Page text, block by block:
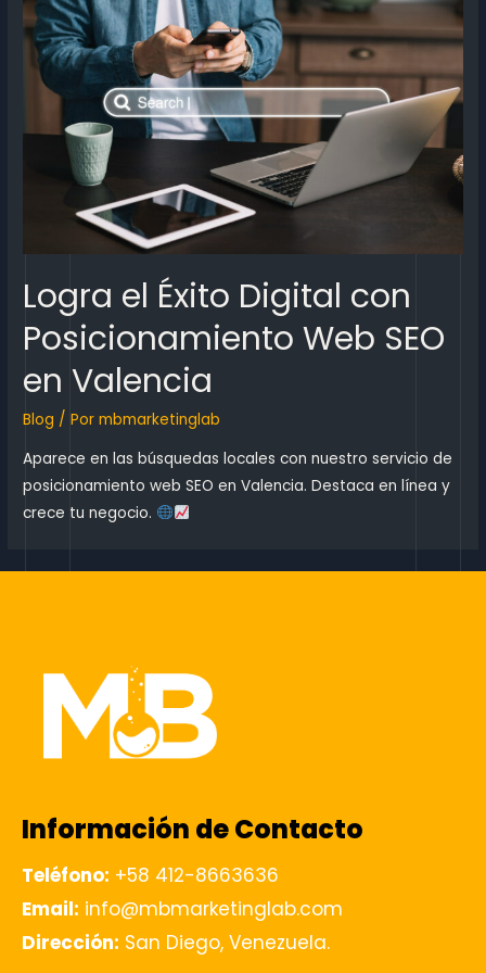
Logra el Éxito Digital con
Posicionamiento Web SEO
en Valencia
Blog / Pormbmarketinglab
Aparece en las búsquedas locales con nuestro servicio de
posicionamiento web SEO en Valencia. Destaca en línea y
crece tu negocio.
Información de Contacto
Teléfono: +58 412-8663636
Email: info@mbmarketinglab.com
Dirección: San Diego, Venezuela.